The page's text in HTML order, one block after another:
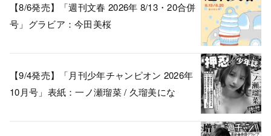
【8/6発売】「週刊文春 2026年 8/13・20合併
号」グラビア：今田美桜
【9/4発売】「月刊少年チャンピオン 2026年
10月号」表紙：一ノ瀬瑠菜 / 久瑠美にな